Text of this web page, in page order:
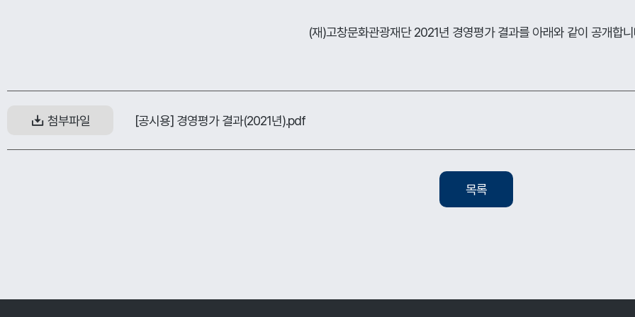
(재)고창문화관광재단 2021년 경영평가 결과를 아래와 같이 공개합
첨부파일 [공시용] 경영평가 결과(2021년).pdf
목록